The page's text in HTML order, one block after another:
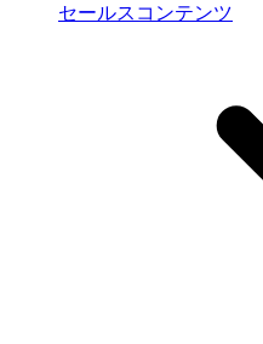
セールスコンテンツ